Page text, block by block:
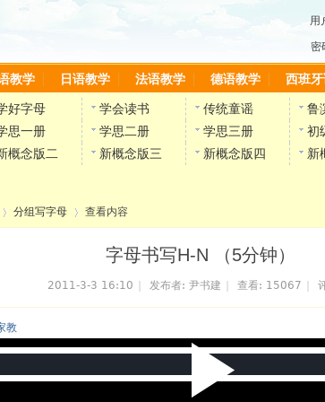
用
密
教学 日语教学 法语教学 德语教学 西班
好字母 学会读书 传统童谣 鲁
思一册
学思二册 学思三册 初
概念版二
新概念版三 新概念版四 新
分组写字母
›
查看内容
字母书写H-N （5分钟）
2011-3-3 16:10 发布者: 尹书建 查看: 15067
教